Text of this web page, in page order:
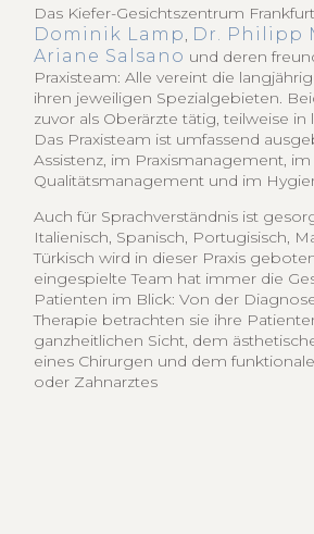
Das Kiefer-Gesichtszentrum
Dominik Lamp, Dr. Philipp
Ariane Salsano und deren
Praxisteam: Alle vereint die
ihren jeweiligen Spezialgebieten.
zuvor als Oberärzte tätig, teilweise
Das Praxisteam ist umfassend
Assistenz, im Praxismanagement, im
Qualitätsmanagement und im
Auch für Sprachverständnis ist
Italienisch, Spanisch, Portugisisch,
Türkisch wird in dieser Praxis
eingespielte Team hat immer die
Patienten im Blick: Von der
Therapie betrachten sie ihre
ganzheitlichen Sicht, dem
eines Chirurgen und dem
oder Zahnarztes